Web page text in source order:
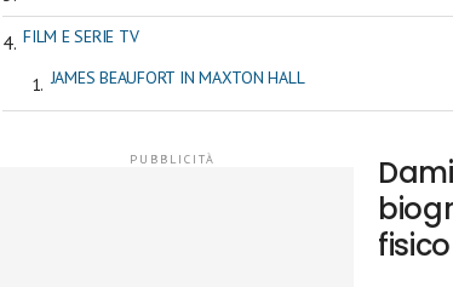
FILM E SERIE TV
JAMES BEAUFORT IN MAXTON HALL
fisico